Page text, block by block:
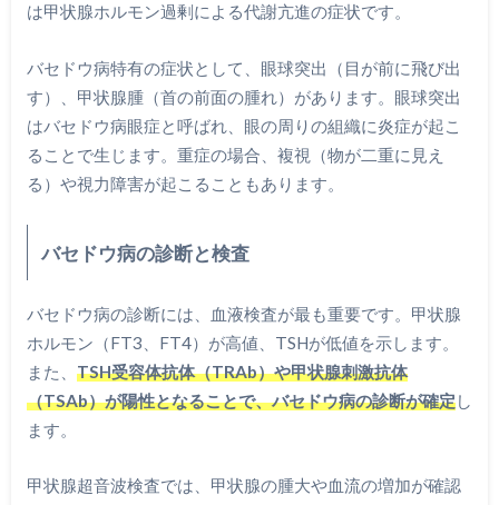
は甲状腺ホルモン過剰による代謝亢進の症状です。
バセドウ病特有の症状として、眼球突出（目が前に飛び出
す）、甲状腺腫（首の前面の腫れ）があります。眼球突出
はバセドウ病眼症と呼ばれ、眼の周りの組織に炎症が起こ
ることで生じます。重症の場合、複視（物が二重に見え
る）や視力障害が起こることもあります。
バセドウ病の診断と検査
バセドウ病の診断には、血液検査が最も重要です。甲状腺
ホルモン（FT3、FT4）が高値、TSHが低値を示します。
また、 TSH受容体抗体（TRAb）や甲状腺刺激抗体
（TSAb）が陽性となることで、バセドウ病の診断が確定し
ます。
甲状腺超音波検査では、甲状腺の腫大や血流の増加が確認